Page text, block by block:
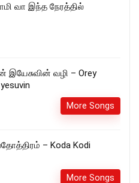
வா இந்த நேரத்தில்
இயேசுவின் வழி – Orey
More Songs
– Koda Kodi
More Songs